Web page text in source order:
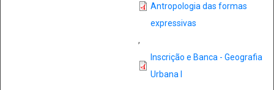
Antropologia das formas
expressivas
,
Inscrição e Banca - Geografia
Urbana I